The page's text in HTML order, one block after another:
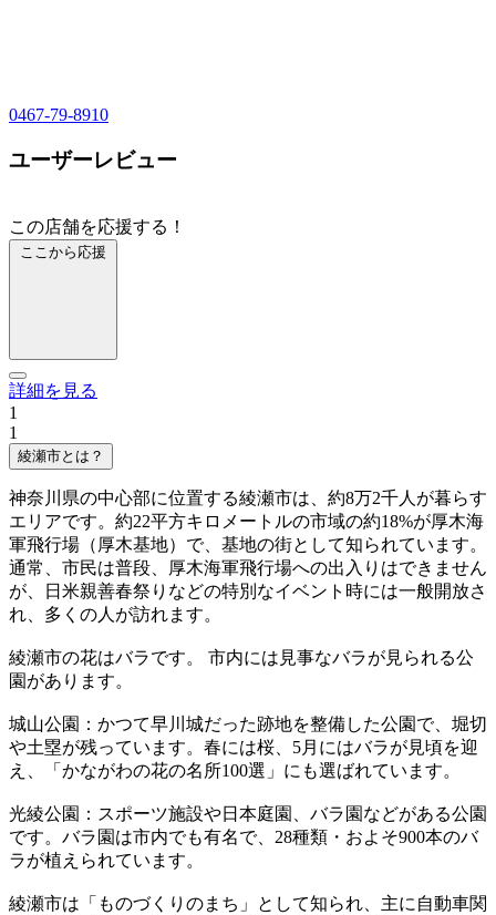
0467-79-8910
ユーザーレビュー
この店舗を応援する！
ここから応援
詳細を見る
1
1
綾瀬市とは？
神奈川県の中心部に位置する綾瀬市は、約8万2千人が暮らす
エリアです。約22平方キロメートルの市域の約18%が厚木海
軍飛行場（厚木基地）で、基地の街として知られています。
通常、市民は普段、厚木海軍飛行場への出入りはできません
が、日米親善春祭りなどの特別なイベント時には一般開放さ
れ、多くの人が訪れます。
綾瀬市の花はバラです。 市内には見事なバラが見られる公
園があります。
城山公園：かつて早川城だった跡地を整備した公園で、堀切
や土塁が残っています。春には桜、5月にはバラが見頃を迎
え、「かながわの花の名所100選」にも選ばれています。
光綾公園：スポーツ施設や日本庭園、バラ園などがある公園
です。バラ園は市内でも有名で、28種類・およそ900本のバ
ラが植えられています。
綾瀬市は「ものづくりのまち」として知られ、主に自動車関